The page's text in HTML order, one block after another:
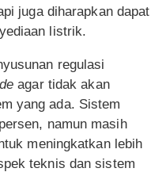
juga diharapkan dapat
listrik.
regulasi
agar tidak akan
yang ada. Sistem
namun masih
meningkatkan lebih
teknis dan sistem